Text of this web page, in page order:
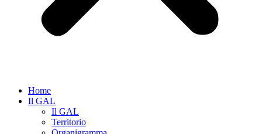
Home
Il GAL
Il GAL
Territorio